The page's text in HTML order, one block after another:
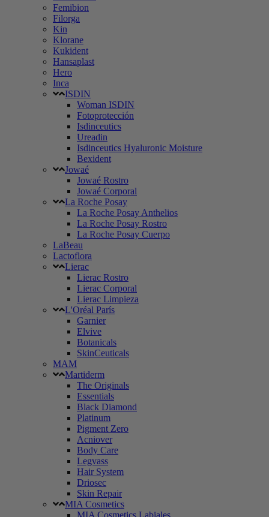
Femibion
Filorga
Kin
Klorane
Kukident
Hansaplast
Hero
Inca
ISDIN
Woman ISDIN
Fotoprotección
Isdinceutics
Ureadin
Isdinceutics Hyaluronic Moisture
Bexident
Jowaé
Jowaé Rostro
Jowaé Corporal
La Roche Posay
La Roche Posay Anthelios
La Roche Posay Rostro
La Roche Posay Cuerpo
LaBeau
Lactoflora
Lierac
Lierac Rostro
Lierac Corporal
Lierac Limpieza
L'Oréal París
Garnier
Elvive
Botanicals
SkinCeuticals
MAM
Martiderm
The Originals
Essentials
Black Diamond
Platinum
Pigment Zero
Acniover
Body Care
Legvass
Hair System
Driosec
Skin Repair
MIA Cosmetics